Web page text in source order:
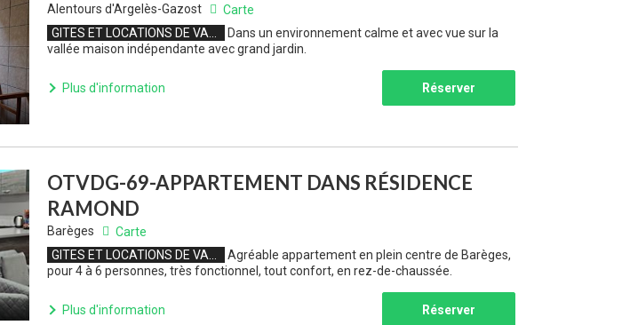
Alentours d'Argelès-Gazost
Carte
Dans un environnement calme et avec vue sur la
vallée maison indépendante avec grand jardin.
Plus d'information
Réserver
OTVDG-69-APPARTEMENT DANS RÉSIDENCE
RAMOND
Barèges
Carte
Agréable appartement en plein centre de Barèges,
pour 4 à 6 personnes, très fonctionnel, tout confort, en rez-de-chaussée.
Plus d'information Réserver